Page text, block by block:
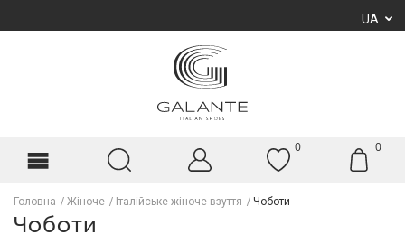
UA
0 0
Головна Жіноче Італійське жіноче взуття Чоботи
Чоботи